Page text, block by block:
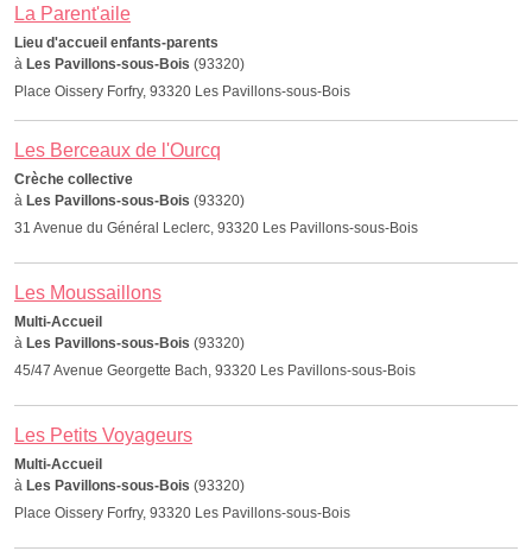
La Parent'aile
Lieu d'accueil enfants-parents
à Les Pavillons-sous-Bois (93320)
Place Oissery Forfry, 93320 Les Pavillons-sous-Bois
Les Berceaux de l'Ourcq
Crèche collective
à Les Pavillons-sous-Bois (93320)
31 Avenue du Général Leclerc, 93320 Les Pavillons-sous-Bois
Les Moussaillons
Multi-Accueil
à Les Pavillons-sous-Bois (93320)
45/47 Avenue Georgette Bach, 93320 Les Pavillons-sous-Bois
Les Petits Voyageurs
Multi-Accueil
à Les Pavillons-sous-Bois (93320)
Place Oissery Forfry, 93320 Les Pavillons-sous-Bois